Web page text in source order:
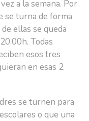
a la semana. Por
se turna de forma
ellas se queda
Todas
esos tres
en esas 2
se turnen para
o que una